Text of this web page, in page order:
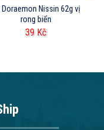
Nissin 62g vị
rong biển
39 Kč